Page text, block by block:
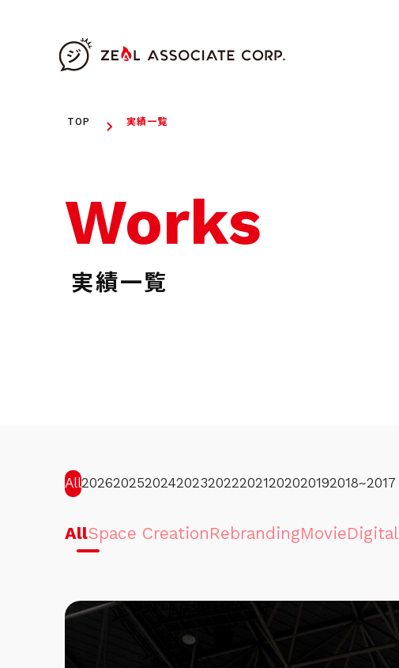
TOP 実績一覧
Works
実績一覧
All202620252024202320222021202020192018~2017
AllSpace CreationRebrandingMovieDigital